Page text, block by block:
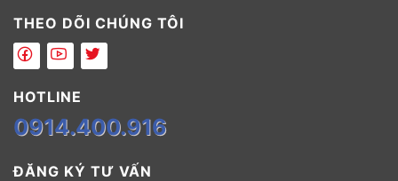
THEO DÕI CHÚNG TÔI
HOTLINE
0914.400.916
ĐĂNG KÝ TƯ VẤN